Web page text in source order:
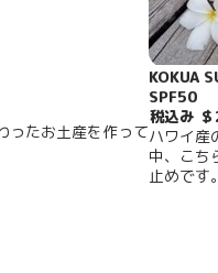
ったお土産を作って
KOKUA
SPF50
税込み
ハワイ産
中、こち
止めです。